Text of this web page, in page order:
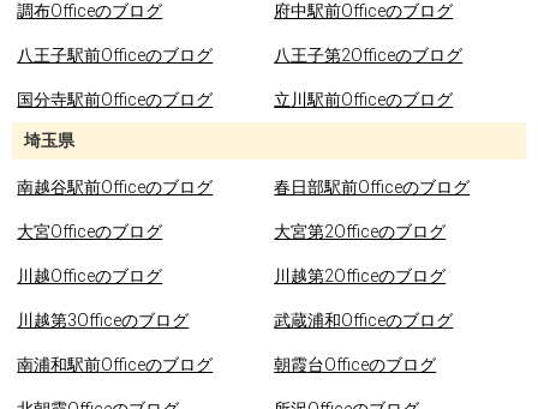
調布Officeのブログ 府中駅前Officeのブログ
八王子駅前Officeのブログ 八王子第2Officeのブログ
国分寺駅前Officeのブログ 立川駅前Officeのブログ
埼玉県
南越谷駅前Officeのブログ 春日部駅前Officeのブログ
大宮Officeのブログ 大宮第2Officeのブログ
川越Officeのブログ 川越第2Officeのブログ
川越第3Officeのブログ 武蔵浦和Officeのブログ
南浦和駅前Officeのブログ 朝霞台Officeのブログ